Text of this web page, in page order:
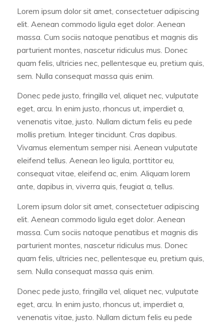
Lorem ipsum dolor sit amet, consectetuer adipiscing
elit. Aenean commodo ligula eget dolor. Aenean
massa. Cum sociis natoque penatibus et magnis dis
parturient montes, nascetur ridiculus mus. Donec
quam felis, ultricies nec, pellentesque eu, pretium quis,
sem. Nulla consequat massa quis enim.
Donec pede justo, fringilla vel, aliquet nec, vulputate
eget, arcu. In enim justo, rhoncus ut, imperdiet a,
venenatis vitae, justo. Nullam dictum felis eu pede
mollis pretium. Integer tincidunt. Cras dapibus.
Vivamus elementum semper nisi. Aenean vulputate
eleifend tellus. Aenean leo ligula, porttitor eu,
consequat vitae, eleifend ac, enim. Aliquam lorem
ante, dapibus in, viverra quis, feugiat a, tellus.
Lorem ipsum dolor sit amet, consectetuer adipiscing
elit. Aenean commodo ligula eget dolor. Aenean
massa. Cum sociis natoque penatibus et magnis dis
parturient montes, nascetur ridiculus mus. Donec
quam felis, ultricies nec, pellentesque eu, pretium quis,
sem. Nulla consequat massa quis enim.
Donec pede justo, fringilla vel, aliquet nec, vulputate
eget, arcu. In enim justo, rhoncus ut, imperdiet a,
venenatis vitae, justo. Nullam dictum felis eu pede